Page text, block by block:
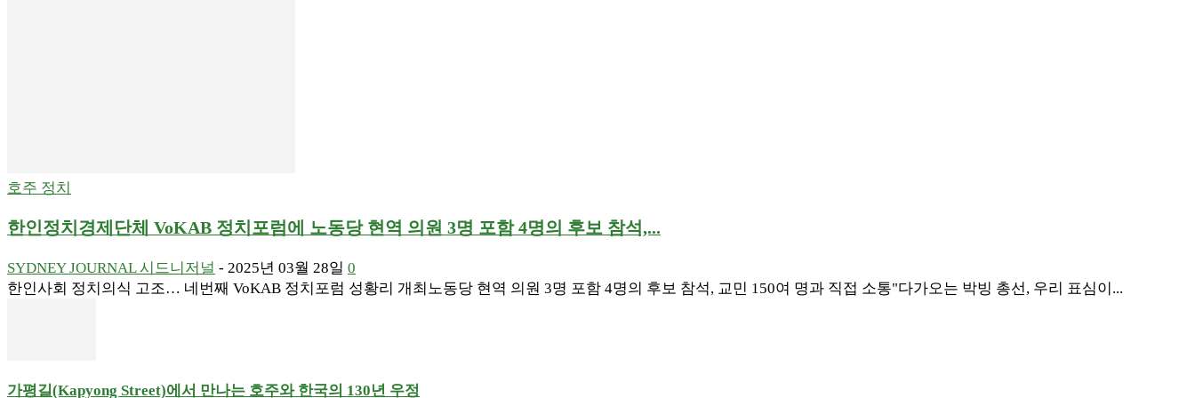
호주 정치
한인정치경제단체 VoKAB 정치포럼에 노동당 현역 의원 3명 포함 4명의 후보 참석,...
SYDNEY JOURNAL 시드니저널 - 2025년 03월 28일 0
한인사회 정치의식 고조… 네번째 VoKAB 정치포럼 성황리 개최노동당 현역 의원 3명 포함 4명의 후보 참석, 교민 150여 명과 직접 소통"다가오는 박빙 총선, 우리 표심이...
가평길(Kapyong Street)에서 만나는 호주와 한국의 130년 우정